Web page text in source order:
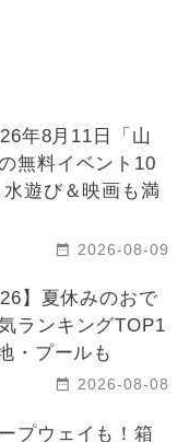
年8月11日「山
無料イベント10
遊び＆映画も満
2026-08-09
】夏休みのおで
ランキングTOP1
・プールも
2026-08-08
プウェイも！箱